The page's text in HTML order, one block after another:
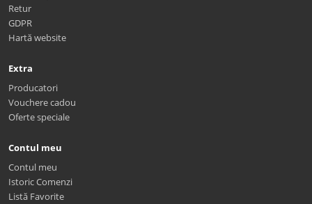
Retur
GDPR
Hartă website
Extra
Producatori
Vouchere cadou
Oferte speciale
Contul meu
Contul meu
Istoric Comenzi
Listă Favorite